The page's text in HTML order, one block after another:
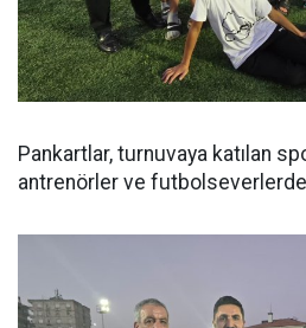
Pankartlar, turnuvaya katılan
antrenörler ve